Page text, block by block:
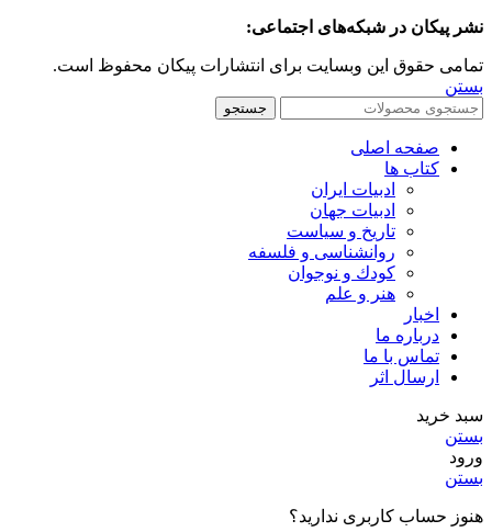
نشر پیکان در شبکه‌های اجتماعی:
تمامی حقوق این وبسایت برای انتشارات پیکان محفوظ است.
بستن
جستجو
صفحه اصلی
کتاب ها
ادبیات ایران
ادبیات جهان
تاریخ و سیاست
روانشناسی و فلسفه
کودك و نوجوان
هنر و علم
اخبار
درباره ما
تماس با ما
ارسال اثر
سبد خرید
بستن
ورود
بستن
هنوز حساب کاربری ندارید؟